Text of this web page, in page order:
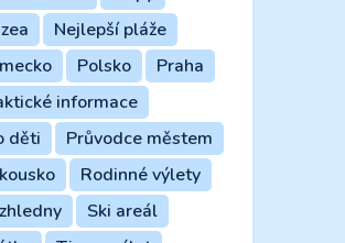
Nejlepší pláže
Polsko
Praha
informace
děti
Průvodce městem
Rodinné výlety
Ski areál